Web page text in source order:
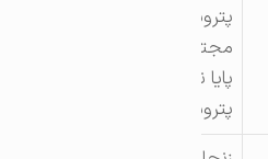
پتروشیمی
مجتمع
پایا نه بار
پتروشیمی